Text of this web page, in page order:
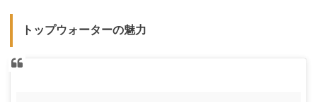
トップウォーターの魅力